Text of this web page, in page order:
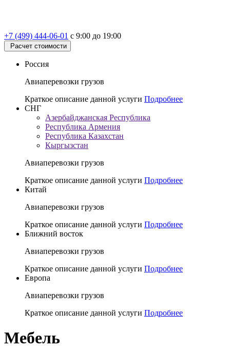
+7 (499) 444-06-01 с 9:00 до 19:00
Расчет стоимости
Россия
Авиаперевозки грузов
Краткое описание данной услуги Подробнее
СНГ
Азербайджанская Республика
Республика Армения
Республика Казахстан
Кыргызстан
Авиаперевозки грузов
Краткое описание данной услуги Подробнее
Китай
Авиаперевозки грузов
Краткое описание данной услуги Подробнее
Ближний восток
Авиаперевозки грузов
Краткое описание данной услуги Подробнее
Европа
Авиаперевозки грузов
Краткое описание данной услуги Подробнее
Мебель